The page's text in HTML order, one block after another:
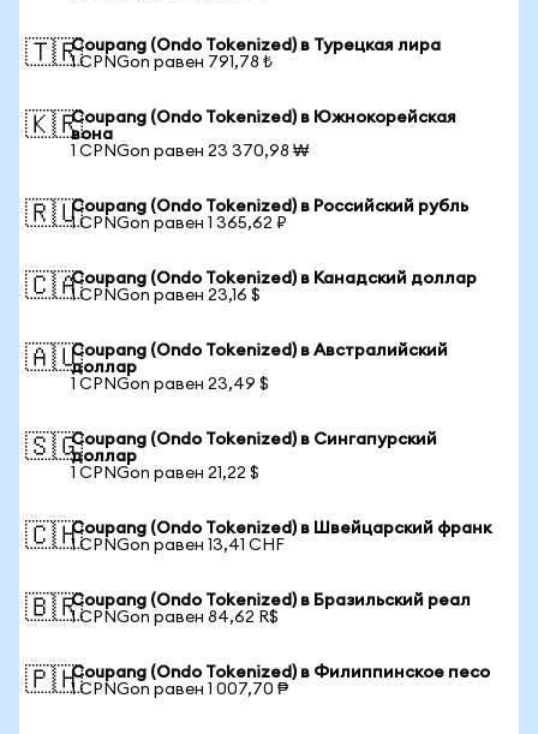
🇹🇷Coupang (Ondo Tokenized) в Турецкая лира
1 CPNGon равен 791,78 ₺
🇰🇷Coupang (Ondo Tokenized) в Южнокорейская
вона
1 CPNGon равен 23 370,98 ₩
🇷🇺Coupang (Ondo Tokenized) в Российский рубль
1 CPNGon равен 1 365,62 ₽
🇨🇦Coupang (Ondo Tokenized) в Канадский доллар
1 CPNGon равен 23,16 $
🇦🇺Coupang (Ondo Tokenized) в Австралийский
доллар
1 CPNGon равен 23,49 $
🇸🇬Coupang (Ondo Tokenized) в Сингапурский
доллар
1 CPNGon равен 21,22 $
🇨🇭Coupang (Ondo Tokenized) в Швейцарский франк
1 CPNGon равен 13,41 CHF
🇧🇷Coupang (Ondo Tokenized) в Бразильский реал
1 CPNGon равен 84,62 R$
🇵🇭Coupang (Ondo Tokenized) в Филиппинское песо
1 CPNGon равен 1 007,70 ₱